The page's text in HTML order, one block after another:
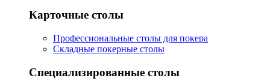
Карточные столы
Профессиональные столы для покера
Складные покерные столы
Специализированные столы